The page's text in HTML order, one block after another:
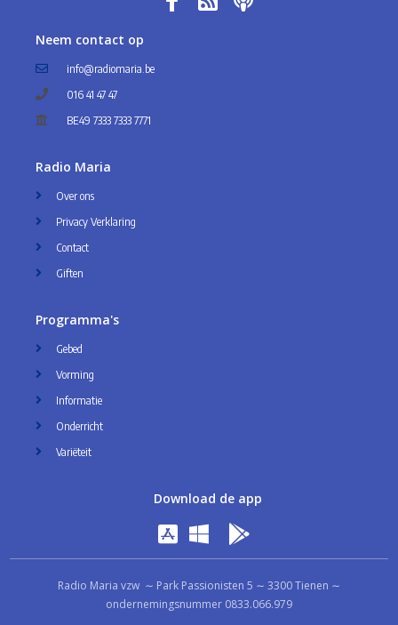
Neem contact op
info@radiomaria.be
016 41 47 47
BE49 7333 7333 7771
Radio Maria
Over ons
Privacy Verklaring
Contact
Giften
Programma's
Gebed
Vorming
Informatie
Onderricht
Variëteit
Download de app
Radio Maria vzw ∼ Park Passionisten 5 ∼ 3300 Tienen ∼
ondernemingsnummer 0833.066.979